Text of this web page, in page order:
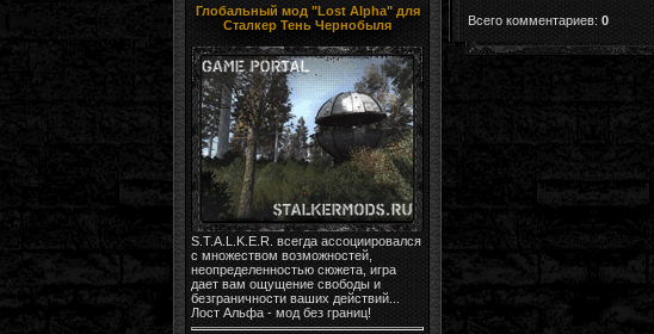
Глобальный мод "Lost Alpha" для
Сталкер Тень Чернобыля
S.T.A.L.K.E.R. всегда ассоциировался
с множеством возможностей,
неопределенностью сюжета, игра
дает вам ощущение свободы и
безграничности ваших действий...
Лост Альфа - мод без границ!
Всего комментариев: 0